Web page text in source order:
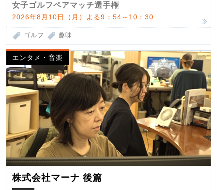
女子ゴルフペアマッチ選手権
2026年8月10日（月）よる9：54～10：30
ゴルフ 趣味
エンタメ・音楽
株式会社マーナ 後篇